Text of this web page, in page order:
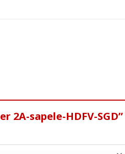
2A-sapele-HDFV-SGD”